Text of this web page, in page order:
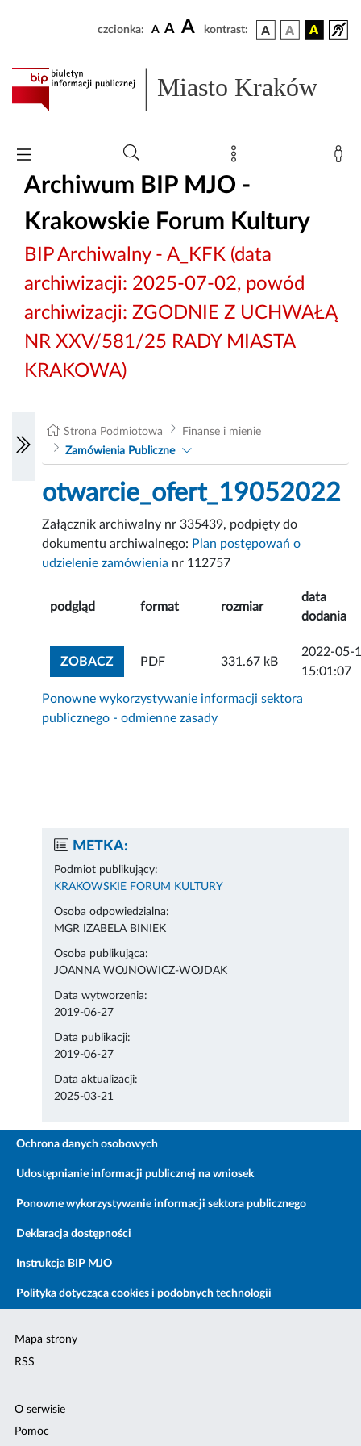
czcionka: A A A kontrast:
Miasto Kraków
Archiwum BIP MJO -
Krakowskie Forum Kultury
BIP Archiwalny - A_KFK (data
archiwizacji: 2025-07-02, powód
archiwizacji: ZGODNIE Z UCHWAŁĄ
NR XXV/581/25 RADY MIASTA
KRAKOWA)
Strona Podmiotowa
Finanse i mienie
Zamówienia Publiczne
otwarcie_ofert_19052022
Załącznik archiwalny nr 335439, podpięty do
dokumentu archiwalnego: Plan postępowań o
udzielenie zamówienia nr 112757
podgląd format rozmiar
data
dodania
ZOBACZZOBACZ ZAŁĄCZNIK
PDF 331.67 kB
2022-05-
15:01:07
Ponowne wykorzystywanie informacji sektora
publicznego - odmienne zasady
METKA:
Podmiot publikujący:
KRAKOWSKIE FORUM KULTURY
Osoba odpowiedzialna:
MGR IZABELA BINIEK
Osoba publikująca:
JOANNA WOJNOWICZ-WOJDAK
Data wytworzenia:
2019-06-27
Data publikacji:
2019-06-27
Data aktualizacji:
2025-03-21
Ochrona danych osobowych
Udostępnianie informacji publicznej na wniosek
Ponowne wykorzystywanie informacji sektora publicznego
Deklaracja dostępności
Instrukcja BIP MJO
Polityka dotycząca cookies i podobnych technologii
Mapa strony
RSS
O serwisie
Pomoc